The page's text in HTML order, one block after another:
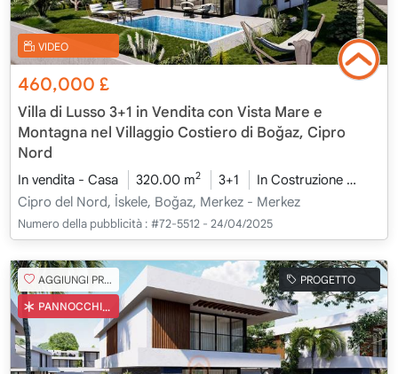
VIDEO
460,000 £
Villa di Lusso 3+1 in Vendita con Vista Mare e
Montagna nel Villaggio Costiero di Boğaz, Cipro
Nord
In vendita - Casa 320.00 m2 3+1 In Costruzione
Cipro del Nord, İskele, Boğaz, Merkez - Merkez
Numero della pubblicità : #72-5512 - 24/04/2025
AGGIUNGI PREFERITO
PANNOCCHIA TURCA
PROGETTO